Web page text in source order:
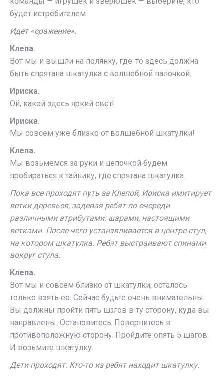
будет истребителем
Идет «сражение».
Клепа.
Вот мы и вышли на полянку, где-то здесь должна
быть спрятана шкатулка с волшебной палочкой.
Ириска.
Ой, какой здесь яркий свет!
Ириска.
Мы совсем уже близко от волшебной шкатулки!
Клепа.
Мы возьмемся за руки и цепочкой будем
пробираться к тайнику, где спрятана шкатулка.
Пока все проходят путь за Клепой, Ириска имитирует
ветки деревьев, задевая ребят по очереди
различными атрибутами: шарами, настоящими
ветками. После чего устанавливается в центре стул,
на котором шкатулка. Ребят выстраивают спинами
вокруг стула.
Клепа.
Вот мы и совсем близко от шкатулки, осталось
только взять ее. Сейчас будьте очень внимательны.
Вы должны пройти пять шагов в ту сторону, куда вы
направлены. Остановитесь. Повернитесь в
противоположную сторону. Пройдите опять 5 шагов.
И возьмите шкатулку.
Дети проходят. Кто-то из ребят находит шкатулку.